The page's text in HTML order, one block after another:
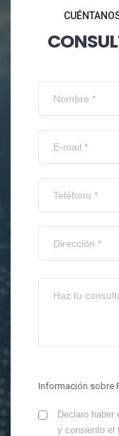
Información sobre
Declaro haber
y consiento el